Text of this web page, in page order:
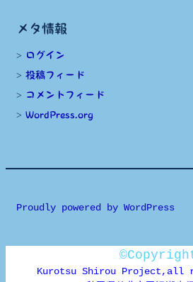
メタ情報
ログイン
投稿フィード
コメントフィード
WordPress.org
Proudly powered by WordPress
Kurotsu Shirou Project,all